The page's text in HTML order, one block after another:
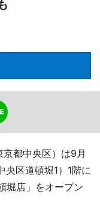
都中央区）は9月
区道頓堀1）1階に
堀店」をオープン